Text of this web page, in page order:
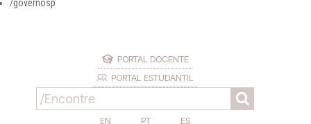
/governosp
PORTAL DOCENTE
PORTAL ESTUDANTIL
EN PT ES